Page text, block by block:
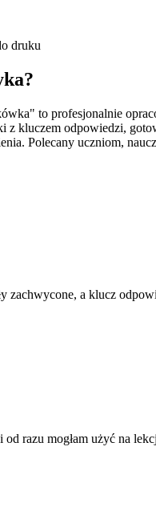
druku
?
to profesjonalnie
kluczem odpowiedzi,
Polecany uczniom,
zachwycone, a klucz
razu mogłam użyć na